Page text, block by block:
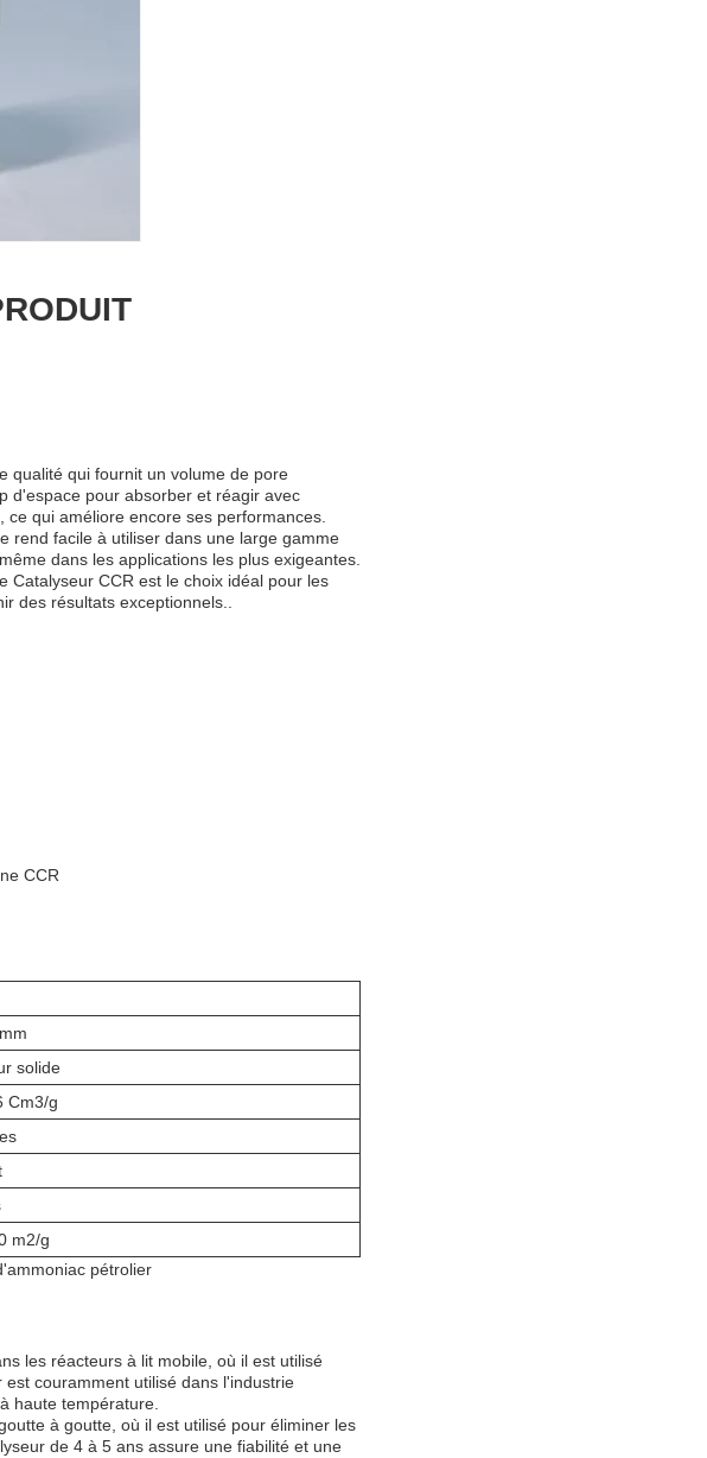
qualité qui fournit un volume de pore
d'espace pour absorber et réagir avec
qui améliore encore ses performances.
rend facile à utiliser dans une large gamme
dans les applications les plus exigeantes.
Catalyseur CCR est le choix idéal pour les
des résultats exceptionnels..
CCR
solide
Cm3/g
m2/g
pétrolier
les réacteurs à lit mobile, où il est utilisé
couramment utilisé dans l'industrie
haute température.
à goutte, où il est utilisé pour éliminer les
de 4 à 5 ans assure une fiabilité et une